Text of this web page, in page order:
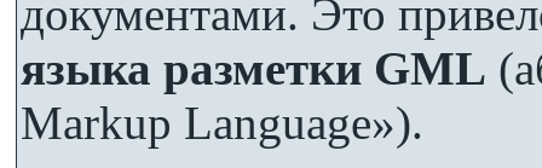
документами. Это
языка разметки GML
Markup Language»).